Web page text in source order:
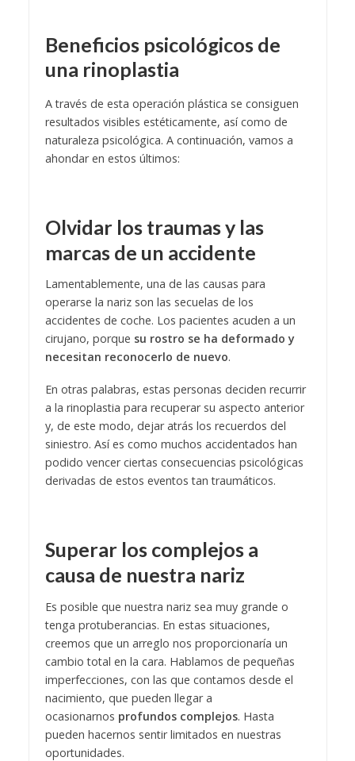
Beneficios psicológicos de
una rinoplastia
A través de esta operación plástica se consiguen
resultados visibles estéticamente, así como de
naturaleza psicológica. A continuación, vamos a
ahondar en estos últimos:
Olvidar los traumas y las
marcas de un accidente
Lamentablemente, una de las causas para
operarse la nariz son las secuelas de los
accidentes de coche. Los pacientes acuden a un
cirujano, porque su rostro se ha deformado y
necesitan reconocerlo de nuevo.
En otras palabras, estas personas deciden recurrir
a la rinoplastia para recuperar su aspecto anterior
y, de este modo, dejar atrás los recuerdos del
siniestro. Así es como muchos accidentados han
podido vencer ciertas consecuencias psicológicas
derivadas de estos eventos tan traumáticos.
Superar los complejos a
causa de nuestra nariz
Es posible que nuestra nariz sea muy grande o
tenga protuberancias. En estas situaciones,
creemos que un arreglo nos proporcionaría un
cambio total en la cara. Hablamos de pequeñas
imperfecciones, con las que contamos desde el
nacimiento, que pueden llegar a
ocasionarnos profundos complejos. Hasta
pueden hacernos sentir limitados en nuestras
oportunidades.